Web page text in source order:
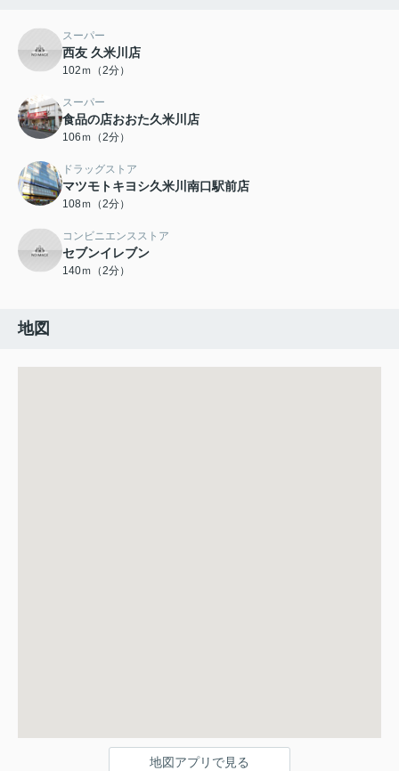
スーパー
西友 久米川店
102ｍ（2分）
スーパー
食品の店おおた久米川店
106ｍ（2分）
ドラッグストア
マツモトキヨシ久米川南口駅前店
108ｍ（2分）
コンビニエンスストア
セブンイレブン
140ｍ（2分）
地図
地図アプリで見る